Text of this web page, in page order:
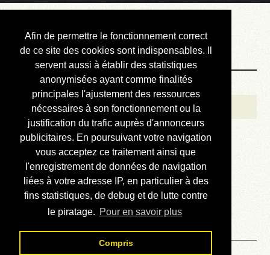
Afin de permettre le fonctionnement correct
de ce site des cookies sont indispensables. Il
servent aussi à établir des statistiques
anonymisées ayant comme finalités
principales l'ajustement des ressources
nécessaires à son fonctionnement ou la
justification du trafic auprès d'annonceurs
publicitaires. En poursuivant votre navigation
vous acceptez ce traitement ainsi que
l'enregistrement de données de navigation
liées à votre adresse IP, en particulier à des
fins statistiques, de debug et de lutte contre
le piratage. Pour en savoir plus
Compris
Courbis, « LE »
Blog Officiel
Bienvenue
Réalisations
Divers (et d’été)
Annonces
Liens externes
Téléchargement
Contact